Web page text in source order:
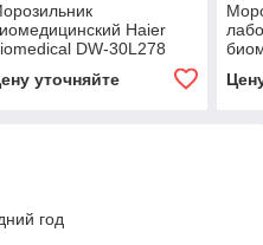
Haier
DW-30L278
уточняйте
(-
год